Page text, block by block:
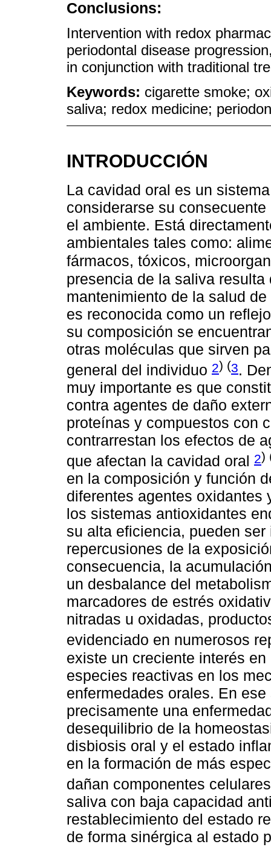
Conclusions:
Intervention with redox
periodontal disease
in conjunction with traditional
Keywords: cigarette smoke;
saliva; redox medicine;
INTRODUCCIÓN
La cavidad oral es un
considerarse su
el ambiente. Está
ambientales tales como:
fármacos, tóxicos,
presencia de la saliva
mantenimiento de la salud
es reconocida como un
su composición se
otras moléculas que sirven
general del individuo 2) (3.
muy importante es que
contra agentes de daño
proteínas y compuestos con
contrarrestan los efectos de
que afectan la cavidad oral 2)
en la composición y función
diferentes agentes oxidantes
los sistemas antioxidantes
su alta eficiencia, pueden
repercusiones de la
consecuencia, la
un desbalance del
marcadores de estrés
nitradas u oxidadas,
evidenciado en numerosos
existe un creciente interés
especies reactivas en los
enfermedades orales. En
precisamente una
desequilibrio de la
disbiosis oral y el estado
en la formación de más
dañan componentes
saliva con baja capacidad
restablecimiento del estado
de forma sinérgica al estado